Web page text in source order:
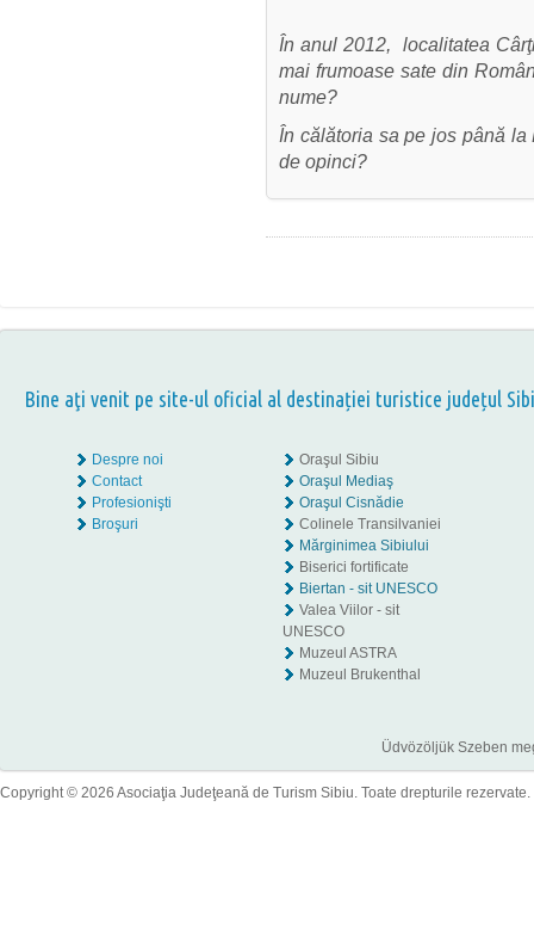
În anul 2012, localitatea
mai frumoase sate din
nume?
În călătoria sa pe jos până
de opinci?
Bine aţi venit pe site-ul oficial al destinației turistice județul
Despre noi
Contact
Profesionişti
Broşuri
Oraşul Sibiu
Oraşul Mediaş
Oraşul Cisnădie
Colinele Transilvaniei
Mărginimea Sibiului
Biserici fortificate
Biertan - sit UNESCO
Valea Viilor - sit
UNESCO
Muzeul ASTRA
Muzeul Brukenthal
Üdvözöljük Szeben
Copyright © 2026 Asociaţia Judeţeană de Turism Sibiu. Toate drepturile rezervate.